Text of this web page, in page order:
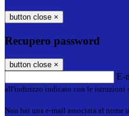
button close ×
Recupero password
button close ×
E-
all'indirizzo indicato con le istruzioni
Non hai una e-mail associata al nome